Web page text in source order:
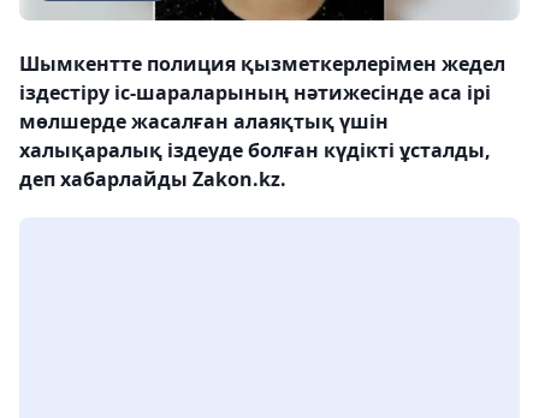
Шымкентте полиция қызметкерлерімен жедел
іздестіру іс-шараларының нәтижесінде аса ірі
мөлшерде жасалған алаяқтық үшін
халықаралық іздеуде болған күдікті ұсталды,
деп хабарлайды Zakon.kz.